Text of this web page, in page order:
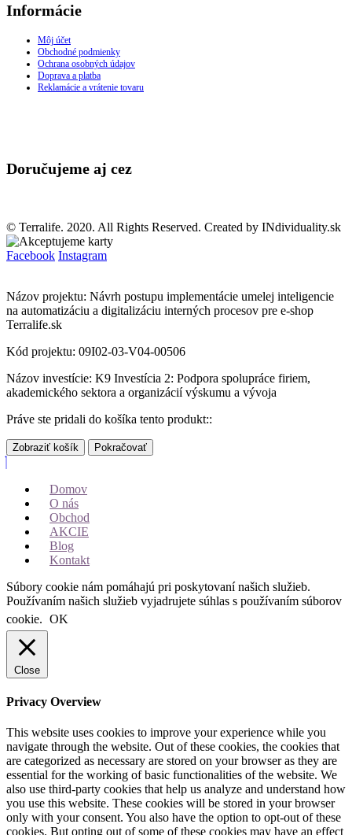
Informácie
Môj účet
Obchodné podmienky
Ochrana osobných údajov
Doprava a platba
Reklamácie a vrátenie tovaru
Doručujeme aj cez
© Terralife. 2020. All Rights Reserved. Created by INdividuality.sk
Facebook Instagram
Názov projektu: Návrh postupu implementácie umelej inteligencie
na automatizáciu a digitalizáciu interných procesov pre e-shop
Terralife.sk
Kód projektu: 09I02-03-V04-00506
Názov investície: K9 Investícia 2: Podpora spolupráce firiem,
akademického sektora a organizácií výskumu a vývoja
Práve ste pridali do košíka tento produkt::
Zobraziť košík Pokračovať
Domov
O nás
Obchod
AKCIE
Blog
Kontakt
Súbory cookie nám pomáhajú pri poskytovaní našich služieb.
Používaním našich služieb vyjadrujete súhlas s používaním súborov
cookie. OK
Close
Privacy Overview
This website uses cookies to improve your experience while you
navigate through the website. Out of these cookies, the cookies that
are categorized as necessary are stored on your browser as they are
essential for the working of basic functionalities of the website. We
also use third-party cookies that help us analyze and understand how
you use this website. These cookies will be stored in your browser
only with your consent. You also have the option to opt-out of these
cookies. But opting out of some of these cookies may have an effect